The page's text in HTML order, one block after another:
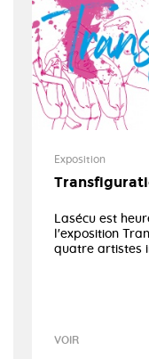
Exposition
Lasécu est
l'exposition
quatre artistes
VOIR